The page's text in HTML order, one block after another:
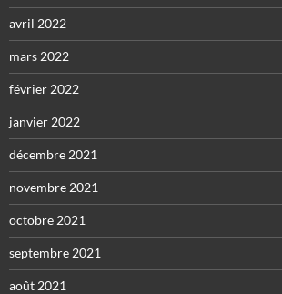
avril 2022
mars 2022
février 2022
janvier 2022
décembre 2021
novembre 2021
octobre 2021
septembre 2021
août 2021